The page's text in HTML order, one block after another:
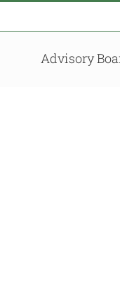
Advisory